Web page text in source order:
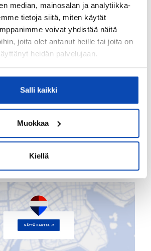
median, mainosalan ja analytiikka-
tietoja siitä, miten käytät
voivat yhdistää näitä
joita olet antanut heille tai joita on
heidän palvelujaan.
Salli kaikki
Muokkaa
Kiellä
urheiluvälinevarasto
energiatodistusta?: